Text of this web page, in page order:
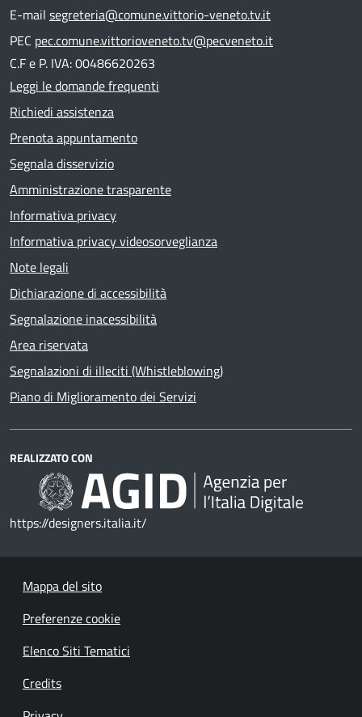
E-mail segreteria@comune.vittorio-veneto.tv.it
PEC pec.comune.vittorioveneto.tv@pecveneto.it
C.F e P. IVA: 00486620263
Leggi le domande frequenti
Richiedi assistenza
Prenota appuntamento
Segnala disservizio
Amministrazione trasparente
Informativa privacy
Informativa privacy videosorveglianza
Note legali
Dichiarazione di accessibilità
Segnalazione inacessibilità
Area riservata
Segnalazioni di illeciti (Whistleblowing)
Piano di Miglioramento dei Servizi
REALIZZATO CON
https://designers.italia.it/
Mappa del sito
Preferenze cookie
Elenco Siti Tematici
Credits